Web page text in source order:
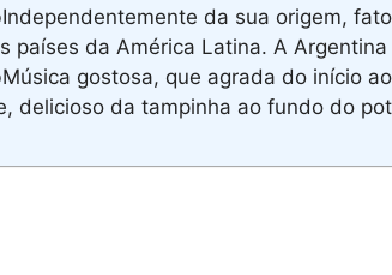
da sua origem,
países da América Latina. A
gostosa, que agrada do início
delicioso da tampinha ao fundo do